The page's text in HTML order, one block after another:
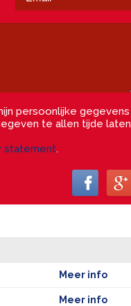
persoonlijke gegevens
te allen tijde laten
statement.
Meer info
Meer info